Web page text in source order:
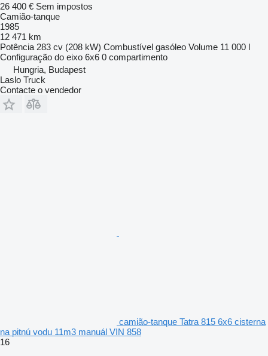
26 400 € Sem impostos
Camião-tanque
1985
12 471 km
Potência 283 cv (208 kW) Combustível gasóleo Volume 11 000 l
Configuração do eixo 6x6 0 compartimento
Hungria, Budapest
Laslo Truck
Contacte o vendedor
camião-tanque Tatra 815 6x6 cisterna
na pitnú vodu 11m3 manuál VIN 858
16